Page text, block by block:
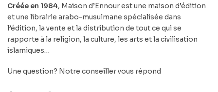
Créée en 1984, Maison d’Ennour est une maison d’édition
et une librairie arabo-musulmane spécialisée dans
l’édition, la vente et la distribution de tout ce qui se
rapporte à la religion, la culture, les arts et la civilisation
islamiques…
Une question? Notre conseiller vous répond